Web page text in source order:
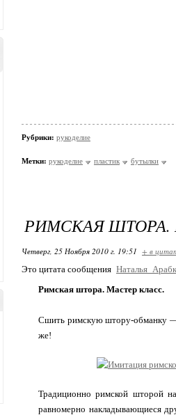
Рубрики: рукоделие
Метки: рукоделие пластик бутылки
РИМСКАЯ ШТОРА.
Четверг, 25 Ноября 2010 г. 19:51 + в
Это цитата сообщения
Римская штора. Мастер класс.
Сшить римскую штору-обманку —
же!
Традиционно римской шторой
равномерно накладывающиеся